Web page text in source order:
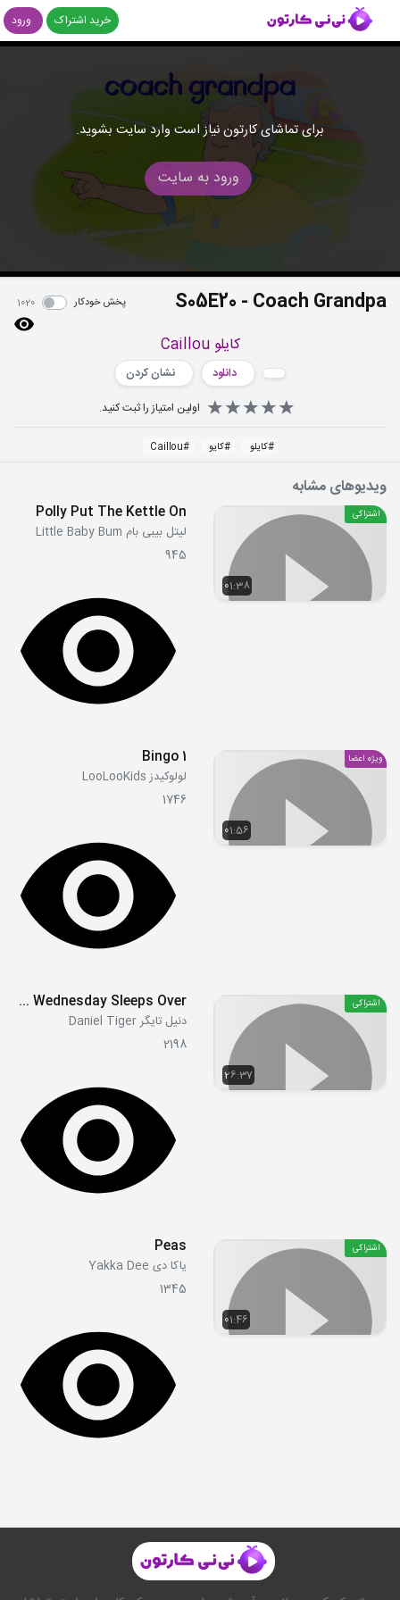
خرید اشتراک ورود
برای تماشای کارتون نیاز است وارد سایت بشوید.
ورود به سایت
S05E20 - Coach Grandpa پخش خودکار 1020
کایلو Caillou
دانلود
نشان کردن
اولین امتیاز را ثبت کنید.
#کایلو #کایو #
Caillou
ویدیوهای مشابه
01:38
اشتراکی Polly Put The Kettle On
لیتل بیبی بام Little Baby Bum
945
01:56
ویژه اعضا Bingo 1
لولوکیدز LooLooKids
1746
26:37
اشتراکی S03E14 - Daniel Goes To Sleep - Prince Wednesday Sleeps Over
دنیل تایگر Daniel Tiger
2198
01:46
اشتراکی Peas
یاکا دی Yakka Dee
1345